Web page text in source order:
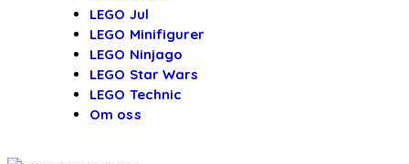
LEGO Jul
LEGO Minifigurer
LEGO Ninjago
LEGO Star Wars
LEGO Technic
Om oss